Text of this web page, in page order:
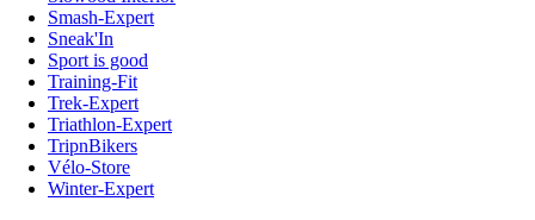
Smash-Expert
Sneak'In
Sport is good
Training-Fit
Trek-Expert
Triathlon-Expert
TripnBikers
Vélo-Store
Winter-Expert